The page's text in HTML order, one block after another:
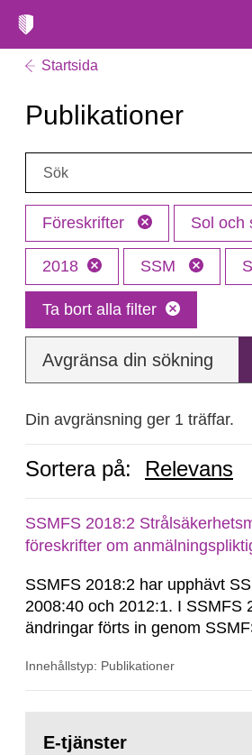
Startsida
Publikationer
Sök:
Föreskrifter Sol och
2018 SSM
Ta bort alla filter
Avgränsa din sökning
Din avgränsning ger 1 träffar.
Sortera på: Relevans
SSMFS 2018:2
föreskrifter om
SSMFS 2018:2 har upphävt
2008:40 och 2012:1. I SSMFS
ändringar förts in genom
Innehållstyp: Publikationer
sida:E-tjänster